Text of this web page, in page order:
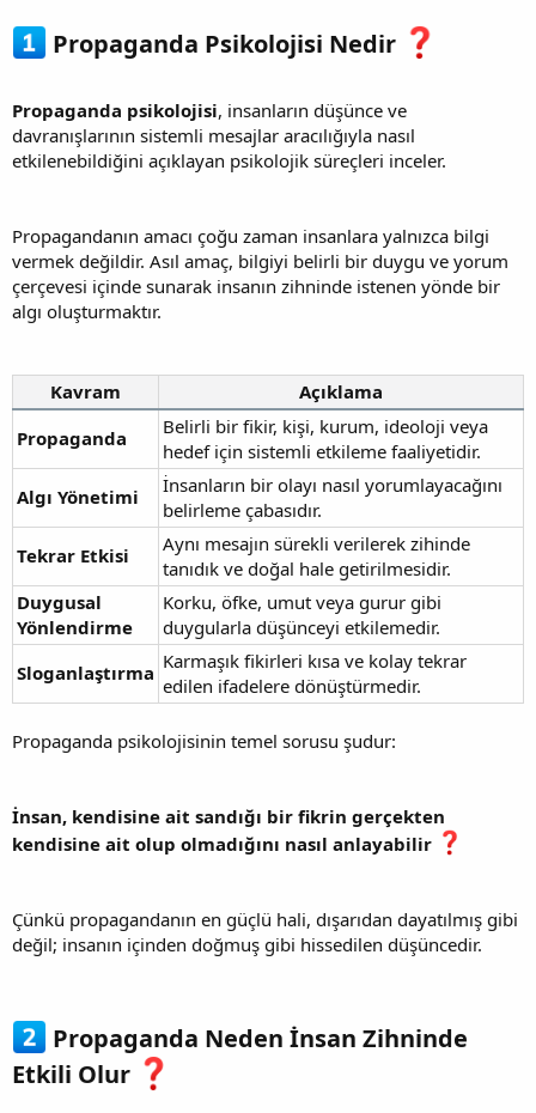
Propaganda Psikolojisi Nedir
Propaganda psikolojisi, insanların düşünce ve
davranışlarının sistemli mesajlar aracılığıyla nasıl
etkilenebildiğini açıklayan psikolojik süreçleri inceler.
Propagandanın amacı çoğu zaman insanlara yalnızca bilgi
vermek değildir. Asıl amaç, bilgiyi belirli bir duygu ve yorum
çerçevesi içinde sunarak insanın zihninde istenen yönde bir
algı oluşturmaktır.
Kavram
Açıklama
Propaganda
Belirli bir fikir, kişi, kurum, ideoloji veya
hedef için sistemli etkileme faaliyetidir.
Algı Yönetimi
İnsanların bir olayı nasıl yorumlayacağını
belirleme çabasıdır.
Tekrar Etkisi
Aynı mesajın sürekli verilerek zihinde
tanıdık ve doğal hale getirilmesidir.
Duygusal
Yönlendirme
Korku, öfke, umut veya gurur gibi
duygularla düşünceyi etkilemedir.
Sloganlaştırma Karmaşık fikirleri kısa ve kolay tekrar
edilen ifadelere dönüştürmedir.
Propaganda psikolojisinin temel sorusu şudur:
İnsan, kendisine ait sandığı bir fikrin gerçekten
kendisine ait olup olmadığını nasıl anlayabilir
Çünkü propagandanın en güçlü hali, dışarıdan dayatılmış gibi
değil; insanın içinden doğmuş gibi hissedilen düşüncedir.
Propaganda Neden İnsan Zihninde
Etkili Olur